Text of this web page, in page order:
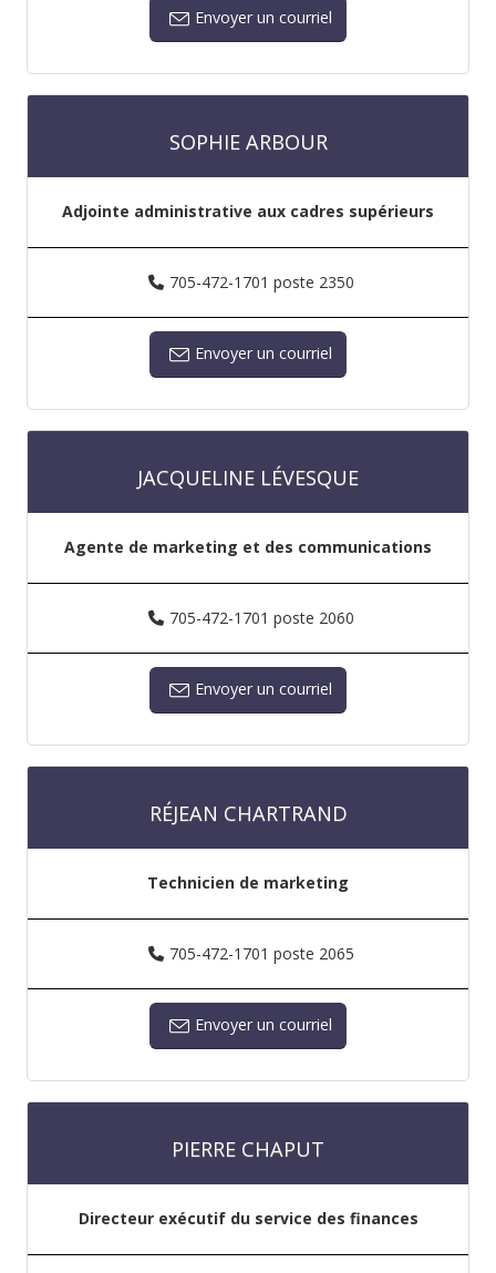
Envoyer un courriel
SOPHIE ARBOUR
Adjointe administrative aux cadres supérieurs
705-472-1701 poste 2350
Envoyer un courriel
JACQUELINE LÉVESQUE
Agente de marketing et des communications
705-472-1701 poste 2060
Envoyer un courriel
RÉJEAN CHARTRAND
Technicien de marketing
705-472-1701 poste 2065
Envoyer un courriel
PIERRE CHAPUT
Directeur exécutif du service des finances